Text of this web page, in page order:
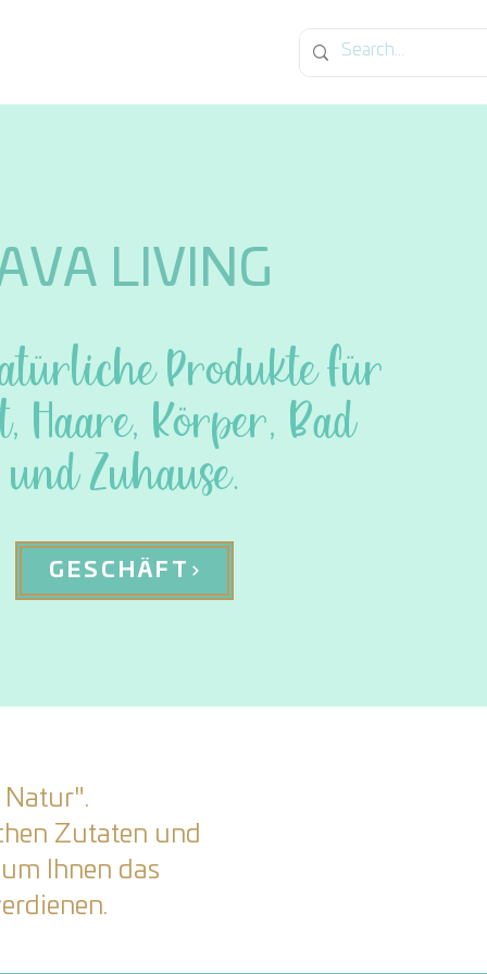
LIVING
Produkte für
Haare, Körper, Bad
und Zuhause.
GESCHÄFT
Natur".
Zutaten und
Ihnen das